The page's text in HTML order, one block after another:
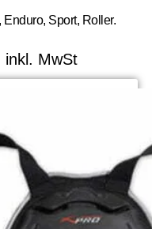
Enduro, Sport, Roller.
inkl. MwSt